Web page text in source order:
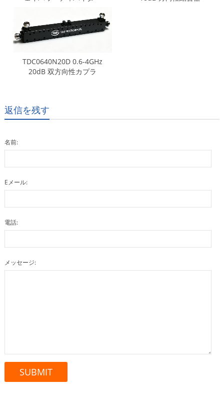
TDC0640N20D 0.6-4GHz
20dB 双方向性カプラ
返信を残す
名前:
Eメール:
電話:
メッセージ: